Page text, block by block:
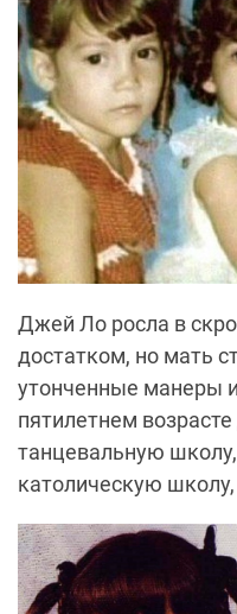
Джей Ло росла в
достатком, но мать
утонченные манеры
пятилетнем
танцевальную
католическую